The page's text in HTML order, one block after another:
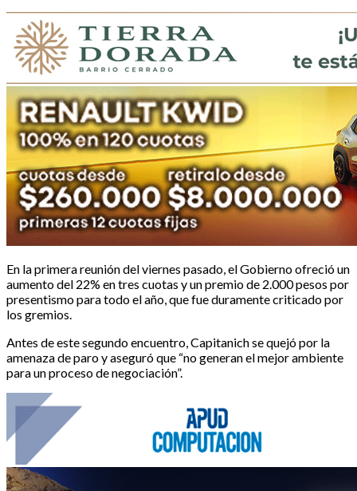
En la primera reunión del viernes pasado, el Gobierno ofreció un
aumento del 22% en tres cuotas y un premio de 2.000 pesos por
presentismo para todo el año, que fue duramente criticado por
los gremios.
Antes de este segundo encuentro, Capitanich se quejó por la
amenaza de paro y aseguró que “no generan el mejor ambiente
para un proceso de negociación”.